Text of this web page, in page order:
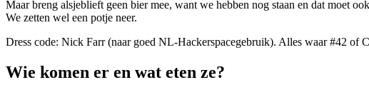
Maar breng alsjeblieft geen bier mee, want we hebben nog staan en dat moet
We zetten wel een potje neer.
Dress code: Nick Farr (naar goed NL-Hackerspacegebruik). Alles waar #42 of
Wie komen er en wat eten ze?